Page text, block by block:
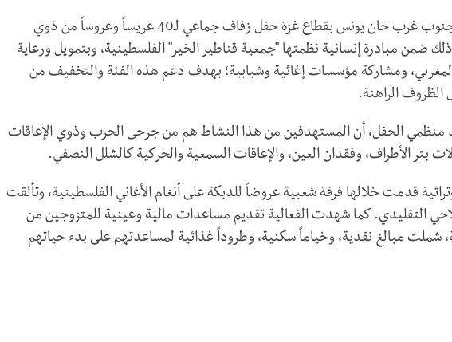
شهدت منطقة المواصي جنوب غرب خان يونس بقطاع غزة حفل زفاف جماعي لـ40 عريساً وعروساً من ذوي
ضمن مبادرة إنسانية نظمتها "جمعية قناطير الخير" الفلسطينية، وبتمويل ورعاية
ومشاركة مؤسسات إغاثية وشبابية؛ بهدف دعم هذه الفئة والتخفيف من
الظروف الراهنة.
منظمي الحفل، أن المستهدفين من هذا النشاط هم من جرحى الحرب وذوي الإعاقات
بتر الأطراف، وفقدان العين، والإعاقات السمعية والحركية كالشلل النصفي.
قدمت خلالها فرقة شعبية عروضاً للدبكة على أنغام الأغاني الفلسطينية، وتألقت
التقليدي. كما شهدت الفعالية تقديم مساعدات مالية وعينية للمتزوجين من
شملت مبالغ نقدية، وخياماً سكنية، وطروداً غذائية لمساعدتهم على بدء حياتهم